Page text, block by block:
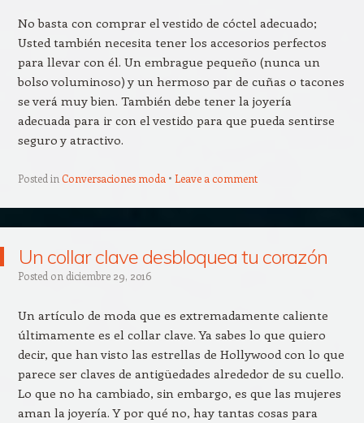
No basta con comprar el vestido de cóctel adecuado;
Usted también necesita tener los accesorios perfectos
para llevar con él. Un embrague pequeño (nunca un
bolso voluminoso) y un hermoso par de cuñas o tacones
se verá muy bien. También debe tener la joyería
adecuada para ir con el vestido para que pueda sentirse
seguro y atractivo.
Posted in Conversaciones moda Leave a comment
Un collar clave desbloquea tu corazón
Posted on diciembre 29, 2016
Un artículo de moda que es extremadamente caliente
últimamente es el collar clave. Ya sabes lo que quiero
decir, que han visto las estrellas de Hollywood con lo que
parece ser claves de antigüedades alrededor de su cuello.
Lo que no ha cambiado, sin embargo, es que las mujeres
aman la joyería. Y por qué no, hay tantas cosas para